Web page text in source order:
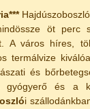
öt perc
A város híres,
termálvize
és
gyógyerő és a
i